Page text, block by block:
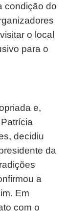
condição do
o local
para o
e,
decidiu
da
a
Em
com o